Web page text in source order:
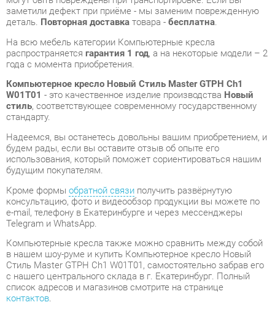
года с момента приобретения.
Компьютерное кресло Новый Стиль Master GTPH Ch1
стиль, соответствующее современному государственному
стандарту.
будем рады, если вы оставите отзыв об опыте его
использования, который поможет сориентироваться нашим
будущим покупателям.
Кроме формы
консультацию, фото и видеообзор продукции вы можете по
e-mail, телефону в Екатеринбурге и через мессенджеры
Telegram и WhatsApp.
Компьютерные кресла также можно сравнить между собой
в нашем шоу-руме и купить Компьютерное кресло Новый
Стиль Master GTPH Ch1 W01T01, самостоятельно забрав его
с нашего центрального склада в г. Екатеринбург. Полный
список адресов и магазинов смотрите на странице
контактов.
Материал
Сетчатый акрил
Цвет
W01t01
Высота, мм